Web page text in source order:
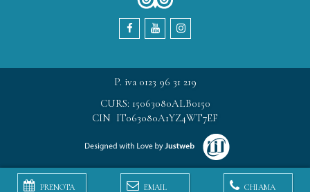
PRENOTA EMAIL CHIAMA
P. iva 0123 96 31 219
CURS: 15063080ALB0150
CIN IT063080A1YZ4WT7EF